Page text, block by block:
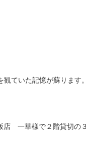
ていた記憶が蘇ります
店 一華様で２階貸切の